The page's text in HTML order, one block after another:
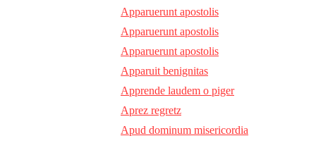
Apparuerunt apostolis
Apparuerunt apostolis
Apparuerunt apostolis
Apparuit benignitas
Apprende laudem o piger
Aprez regretz
Apud dominum misericordia